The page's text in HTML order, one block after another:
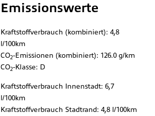
Emissionswerte
Kraftstoffverbrauch (kombiniert): 4,8
l/100km
CO2-Emissionen (kombiniert): 126.0 g/km
CO2-Klasse: D
Kraftstoffverbrauch Innenstadt: 6,7
l/100km
Kraftstoffverbrauch Stadtrand: 4,8 l/100km